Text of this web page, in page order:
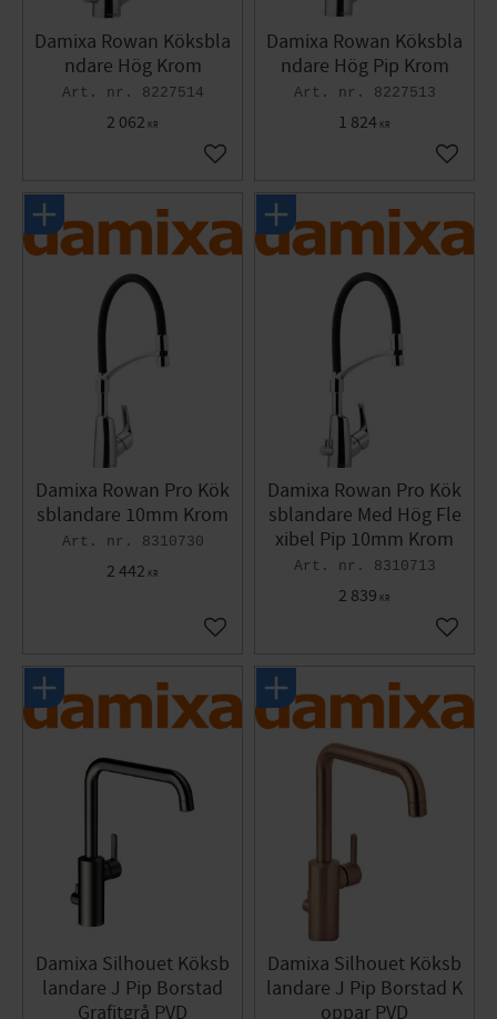
Damixa Rowan Köksbla
ndare Hög Krom
8227514
2 062 KR
Lägg till i favoriter
Damixa Rowan Köksbla
ndare Hög Pip Krom
8227513
1 824 KR
Lägg
Damixa Rowan Pro Kök
sblandare 10mm Krom
8310730
2 442 KR
Lägg till i favoriter
Damixa Rowan Pro Kök
sblandare Med Hög Fle
xibel Pip 10mm Krom
8310713
2 839 KR
Lägg
Damixa Silhouet Köksb
landare J Pip Borstad
Grafitgrå PVD
Damixa Silhouet Köksb
landare J Pip Borstad K
oppar PVD